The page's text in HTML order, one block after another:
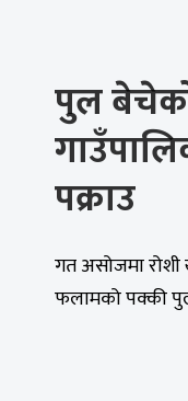
पुल
पक्राउ
गत असोजमा
फलामको पक्की